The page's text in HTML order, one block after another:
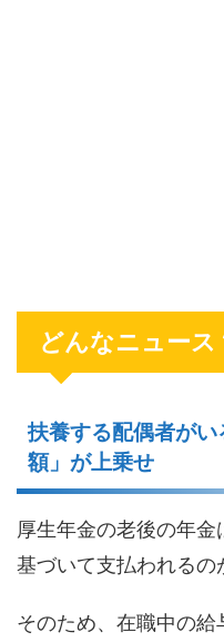
どんなニュース
扶養する配偶者が
額」が上乗せ
厚生年金の老後の年
基づいて支払われるの
そのため、在職中の